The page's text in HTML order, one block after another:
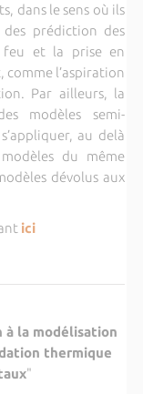
dans le sens où ils
prédiction des
feu et la prise en
comme l’aspiration
Par ailleurs, la
modèles semi-
au delà
du même
dévolus aux
ici
à la modélisation
thermique
"